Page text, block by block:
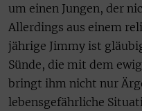
um einen Jungen, der
Allerdings aus einem
jährige Jimmy ist
Sünde, die mit dem
bringt ihm nicht nur
lebensgefährliche